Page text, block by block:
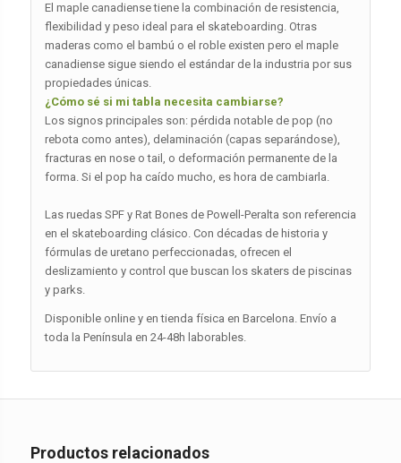
El maple canadiense tiene la combinación de resistencia,
flexibilidad y peso ideal para el skateboarding. Otras
maderas como el bambú o el roble existen pero el maple
canadiense sigue siendo el estándar de la industria por sus
propiedades únicas.
¿Cómo sé si mi tabla necesita cambiarse?
Los signos principales son: pérdida notable de pop (no
rebota como antes), delaminación (capas separándose),
fracturas en nose o tail, o deformación permanente de la
forma. Si el pop ha caído mucho, es hora de cambiarla.
Las ruedas SPF y Rat Bones de Powell-Peralta son referencia
en el skateboarding clásico. Con décadas de historia y
fórmulas de uretano perfeccionadas, ofrecen el
deslizamiento y control que buscan los skaters de piscinas
y parks.
Disponible online y en tienda física en Barcelona. Envío a
toda la Península en 24-48h laborables.
Productos relacionados